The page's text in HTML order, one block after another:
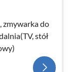
zmywarka do
stół